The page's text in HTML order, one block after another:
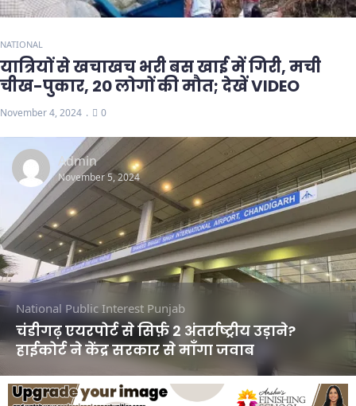
NATIONAL
यात्रियों से खचाखच भरी बस खाई में गिरी, मची
चीख-पुकार, 20 लोगों की मौत; देखें VIDEO
November 4, 2024 0
Admin
November 5, 2024
National Public Interest Punjab
चंडीगढ़ एयरपोर्ट से सिर्फ़ 2 अंतर्राष्ट्रीय उड़ाने?
हाईकोर्ट ने केंद्र सरकार से माँगा जवाब